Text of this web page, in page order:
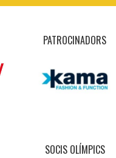
PATROCINADORS
SOCIS OLÍMPICS